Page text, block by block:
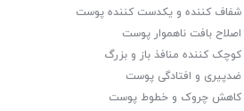
شفاف کننده و یکدست کننده پوست
اصلاح بافت ناهموار پوست
کوچک کننده منافذ باز و بزرگ
ضدپیری و افتادگی پوست
کاهش چروک و خطوط پوست